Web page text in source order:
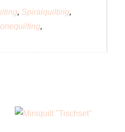
, Spiralquilting,
,